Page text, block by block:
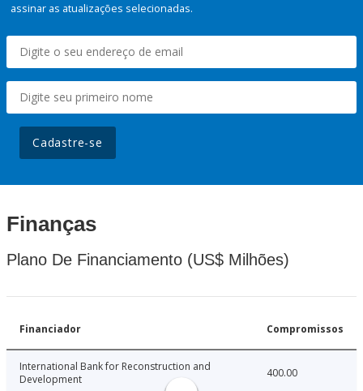
assinar as atualizações selecionadas.
Cadastre-se
Finanças
Plano De Financiamento (US$ Milhões)
Financiador Compromissos
International Bank for Reconstruction and
Development
400.00